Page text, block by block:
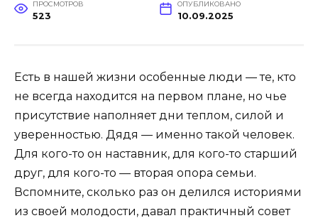
ПРОСМОТРОВ
523
ОПУБЛИКОВАНО
10.09.2025
Есть в нашей жизни особенные люди — те, кто
не всегда находится на первом плане, но чье
присутствие наполняет дни теплом, силой и
уверенностью. Дядя — именно такой человек.
Для кого-то он наставник, для кого-то старший
друг, для кого-то — вторая опора семьи.
Вспомните, сколько раз он делился историями
из своей молодости, давал практичный совет